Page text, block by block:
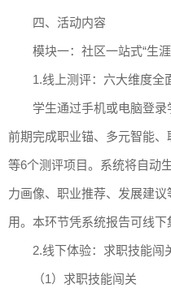
四、活动内容
模块一：社区一站式“生
1.线上测评：六大维度全
学生通过手机或电脑登录
前期完成职业锚、多元智能
等6个测评项目。系统将自动
力画像、职业推荐、发展建
用。本环节凭系统报告可线下
2.线下体验：求职技能闯
（1）求职技能闯关